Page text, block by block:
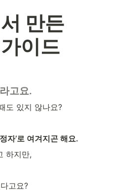
만든
이드
고요.
도 있지 않나요?
자’로 여겨지곤 해요.
하지만,
고요?